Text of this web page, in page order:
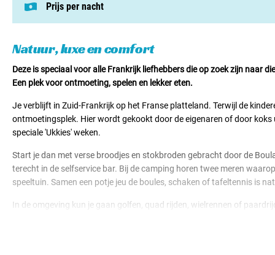
Natuur, luxe en comfort
Deze is speciaal voor alle Frankrijk liefhebbers die op zoek zijn naar
Een plek voor ontmoeting, spelen en lekker eten.
Je verblijft in Zuid-Frankrijk op het Franse platteland. Terwijl de
ontmoetingsplek. Hier wordt gekookt door de eigenaren of door
speciale 'Ukkies' weken.
Start je dan met verse broodjes en stokbroden gebracht door de
terecht in de selfservice bar. Bij de camping horen twee meren
speeltuin. Samen een potje jeu de boules, schaken of tafeltennis is
In de omgeving kun je gaan golfen, quad rijden, wielrennen of
Prijs per nacht
Huuraccomodaties v.a. € 75,00